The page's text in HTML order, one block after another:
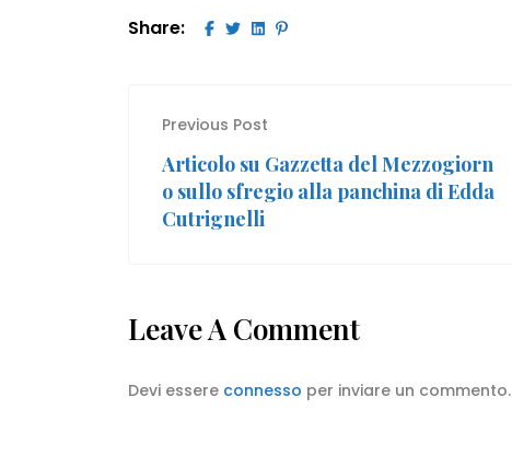
Share:
Previous Post
Articolo su Gazzetta del Mezzogiorn
o sullo sfregio alla panchina di Edda
Cutrignelli
Leave A Comment
Devi essere connesso per inviare un commento.